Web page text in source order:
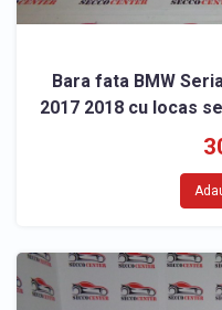
Bara fata BMW
2017 2018 cu locas